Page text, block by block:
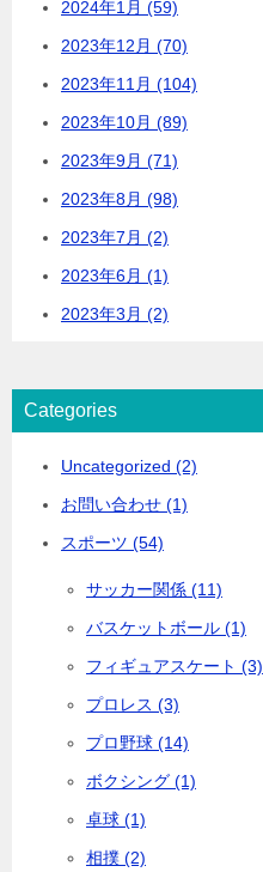
2024年1月 (59)
2023年12月 (70)
2023年11月 (104)
2023年10月 (89)
2023年9月 (71)
2023年8月 (98)
2023年7月 (2)
2023年6月 (1)
2023年3月 (2)
Categories
Uncategorized (2)
お問い合わせ (1)
スポーツ (54)
サッカー関係 (11)
バスケットボール (1)
フィギュアスケート (3)
プロレス (3)
プロ野球 (14)
ボクシング (1)
卓球 (1)
相撲 (2)